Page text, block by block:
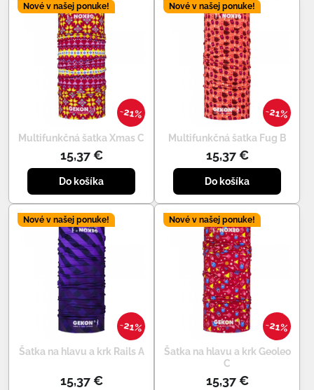
21%
Nové v našej ponuke!
Multifunkčná šatka Xmas C
15,37 €
Do košíka
21%
Nové v našej ponuke!
Multifunkčná šatka Fug B
15,37 €
Do košíka
21%
Nové v našej ponuke!
Šatka na hlavu a krk Rails A
15,37 €
21%
Nové v našej ponuke!
Šatka na hlavu a krk Geoleo
C
15,37 €